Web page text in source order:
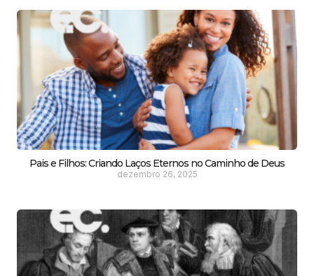
Pais e Filhos: Criando Laços Eternos no Caminho de Deus
dezembro 26, 2025